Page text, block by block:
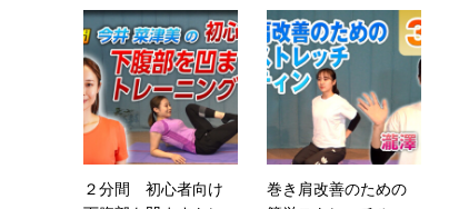
２分間 初心者向け
巻き肩改善のための